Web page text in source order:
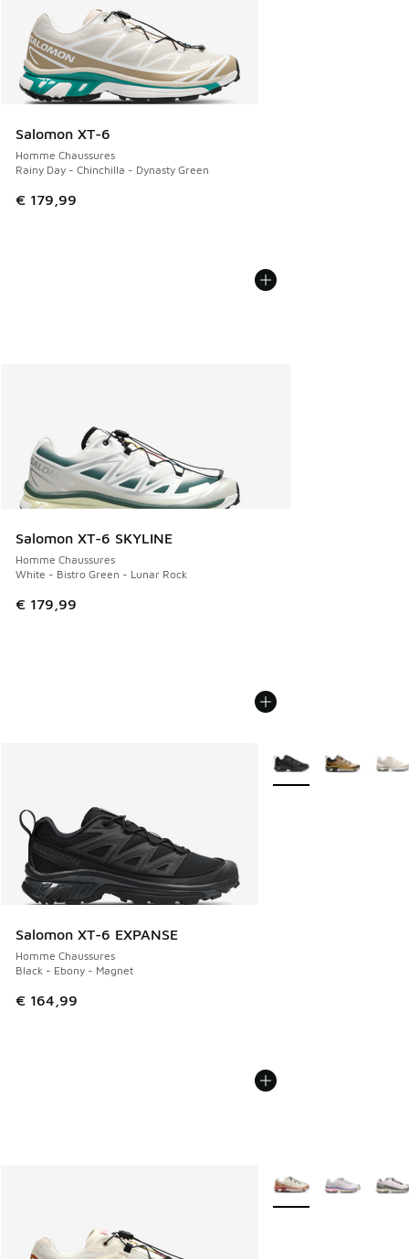
Salomon XT-6
Homme Chaussures
Rainy Day - Chinchilla - Dynasty Green
€ 179,99
Salomon XT-6 SKYLINE
Homme Chaussures
White - Bistro Green - Lunar Rock
€ 179,99
Salomon XT-6 EXPANSE
Homme Chaussures
Black - Ebony - Magnet
€ 164,99
Plus de couleurs
Plus de couleurs